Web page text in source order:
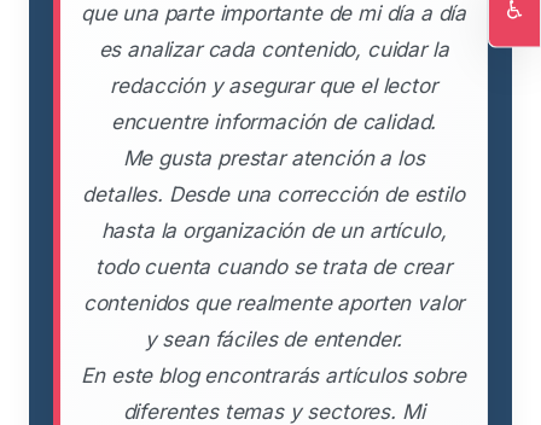
que una parte importante de mi día a día
es analizar cada contenido, cuidar la
redacción y asegurar que el lector
encuentre información de calidad.
Me gusta prestar atención a los
detalles. Desde una corrección de estilo
hasta la organización de un artículo,
todo cuenta cuando se trata de crear
contenidos que realmente aporten valor
y sean fáciles de entender.
En este blog encontrarás artículos sobre
diferentes temas y sectores. Mi
♿